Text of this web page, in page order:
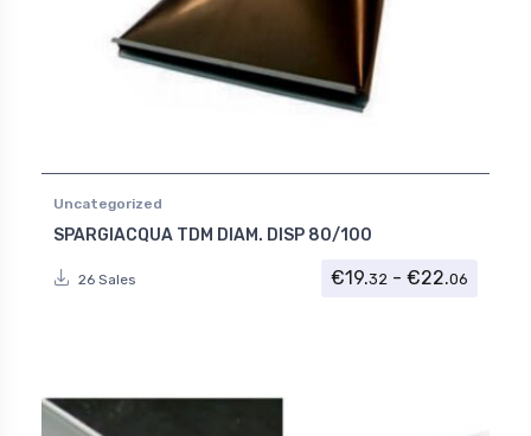
Uncategorized
SPARGIACQUA TDM DIAM. DISP 80/100
26 Sales €19.32 - €22.06